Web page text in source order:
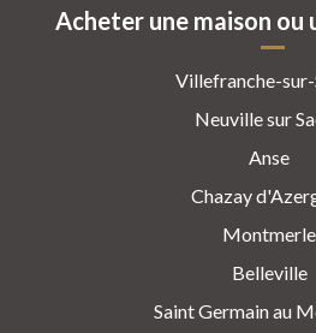
Acheter une maison ou
Villefranche-sur-
Neuville sur
Anse
Chazay
Montmerle
Belleville
Saint Germain au